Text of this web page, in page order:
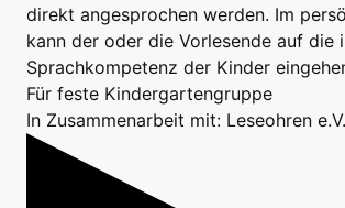
direkt angesprochen werden. Im
kann der oder die Vorlesende auf die
Sprachkompetenz der Kinder
Für feste Kindergartengruppe
In Zusammenarbeit mit: Leseohren e.V.